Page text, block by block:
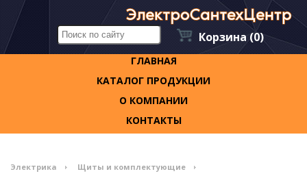
Корзина (0)
ГЛАВНАЯ
КАТАЛОГ ПРОДУКЦИИ
О КОМПАНИИ
КОНТАКТЫ
Электрика
Щиты и комплектующие